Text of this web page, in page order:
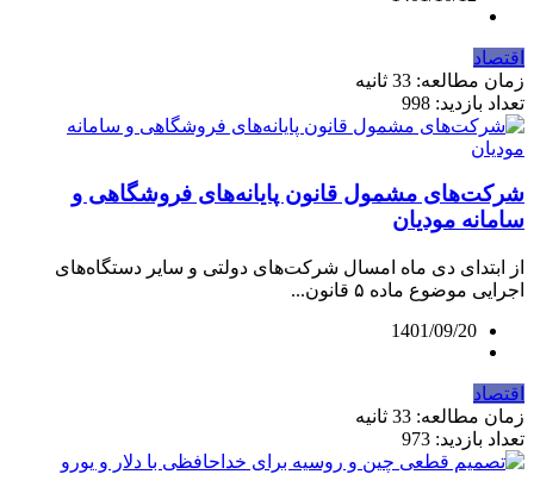
اقتصاد
زمان مطالعه: 33 ثانیه
تعداد بازدید: 998
شرکت‌های مشمول قانون پایانه‌های فروشگاهی و
سامانه مودیان
از ابتدای دی ماه امسال شرکت‌های دولتی و سایر دستگاه‌های
اجرایی موضوع ماده ۵ قانون...
1401/09/20
اقتصاد
زمان مطالعه: 33 ثانیه
تعداد بازدید: 973